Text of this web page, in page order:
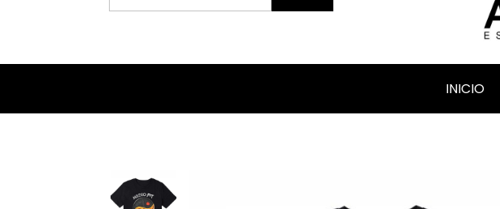
INICIO